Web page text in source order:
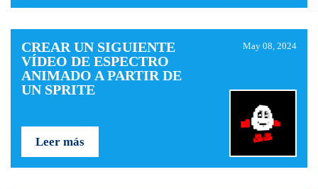
CREAR UN SIGUIENTE
VÍDEO DE ESPECTRO
ANIMADO A PARTIR DE
UN SPRITE
May 08, 2024
Leer más